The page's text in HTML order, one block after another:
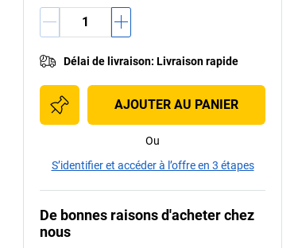
Délai de livraison: Livraison rapide
AJOUTER AU PANIER
Ou
S’identifier et accéder à l’offre en 3 étapes
De bonnes raisons d'acheter chez
nous